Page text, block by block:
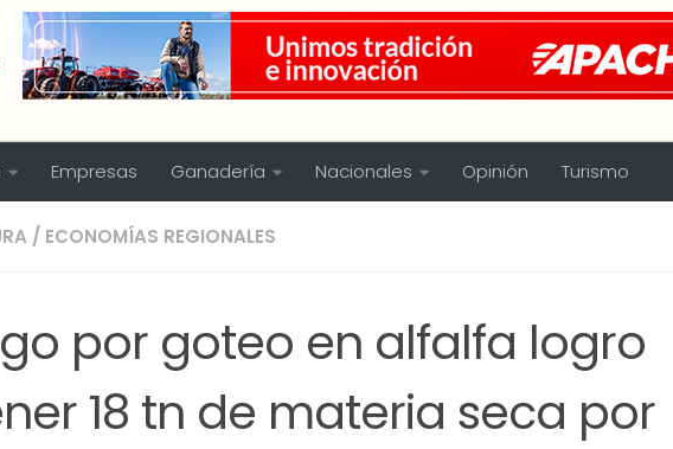
Empresas Ganadería Nacionales Opinión Turismo
/ ECONOMÍAS REGIONALES
por goteo en alfalfa logro
18 tn de materia seca por